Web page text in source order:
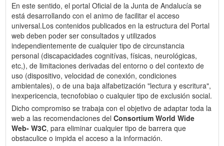
En este sentido, el portal Oficial de la Junta de Andalucía se
está desarrollando con el animo de facilitar el acceso
universal.Los contenidos publicados en la estructura del Portal
web deben poder ser consultados y utilizados
independientemente de cualquier tipo de circunstancia
personal (discapacidades cognitívas, físicas, neurológicas,
etc,), de limitaciones derivadas del entorno o del contexto de
uso (dispositivo, velocidad de conexión, condiciones
ambientales), o de una baja alfabetización "lectura y escritura",
inexpericencia, tecnofobiao o cualquier tipo de exclusión social.
Dicho compromiso se trabaja con el objetivo de adaptar toda la
web a las recomendaciones del Consortium World Wide
Web- W3C, para eliminar cualquier tipo de barrera que
obstaculice o impida el acceso a la información.